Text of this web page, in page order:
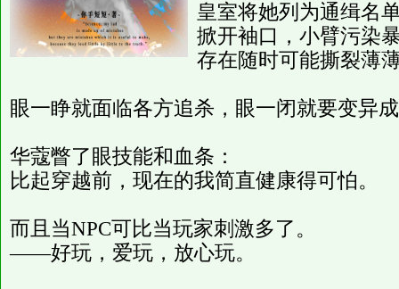
皇室将她列为通缉名
掀开袖口，小臂污染
存在随时可能撕裂薄
眼一睁就面临各方追杀，眼一闭就要变异
华蔻瞥了眼技能和血条：
比起穿越前，现在的我简直健康得可怕。
而且当NPC可比当玩家刺激多了。
——好玩，爱玩，放心玩。